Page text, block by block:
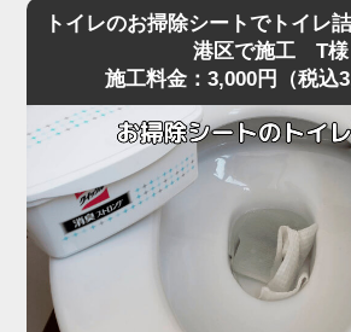
下がらなくなり、トイレが全く使えな
現場に到着して状況を確認すると、便
大きな塊になっており、ラバーカップ
ど強く噛み込んでいる状態でした。
最近の節水型トイレは水量が少ないた
量のトイレットペーパーがS字カーブの
り、手前には見えない位置で完全に閉
増えています。
こうした奥の詰まりは家庭用の道具で
すと内部でさらに強く詰まってしまうこ
トイレのお掃除シートでトイレ
港区で施工 T様
施工料金：3,000円（税込